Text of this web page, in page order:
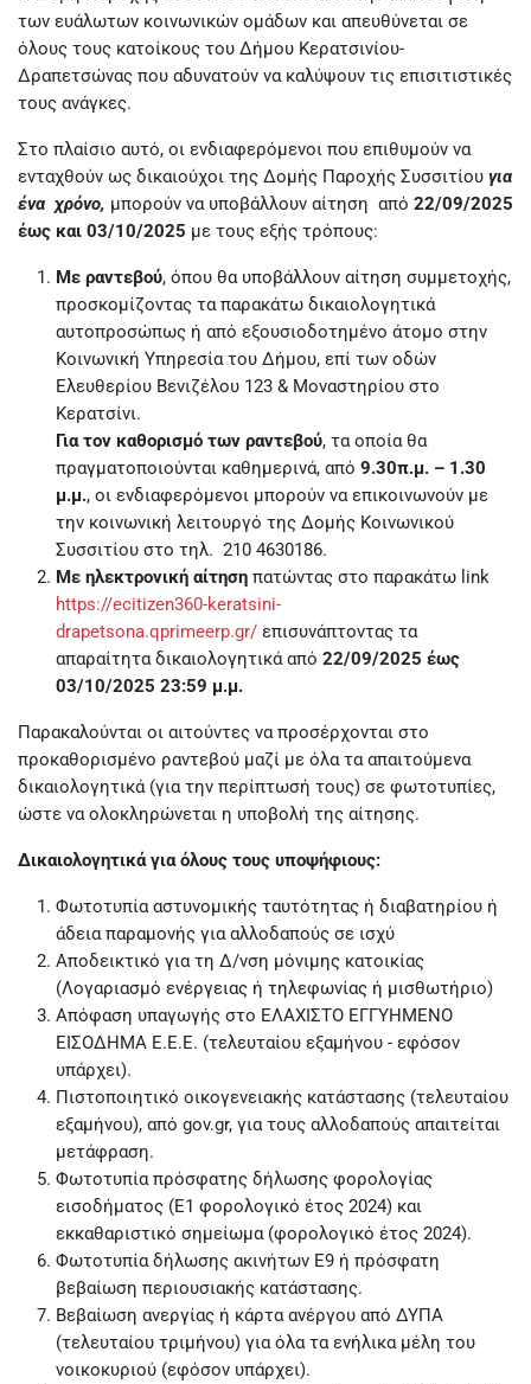
των ευάλωτων κοινωνικών ομάδων και απευθύνεται σε
όλους τους κατοίκους του Δήμου Κερατσινίου-
Δραπετσώνας που αδυνατούν να καλύψουν τις επισιτιστικές
τους ανάγκες.
Στο πλαίσιο αυτό, οι ενδιαφερόμενοι που επιθυμούν να
ενταχθούν ως δικαιούχοι της Δομής Παροχής Συσσιτίου για
ένα χρόνο, μπορούν να υποβάλλουν αίτηση από 22/09/2025
έως και 03/10/2025 με τους εξής τρόπους:
Με ραντεβού, όπου θα υποβάλλουν αίτηση συμμετοχής,
προσκομίζοντας τα παρακάτω δικαιολογητικά
αυτοπροσώπως ή από εξουσιοδοτημένο άτομο στην
Κοινωνική Υπηρεσία του Δήμου, επί των οδών
Ελευθερίου Βενιζέλου 123 & Μοναστηρίου στο
Κερατσίνι.
Για τον καθορισμό των ραντεβού, τα οποία θα
πραγματοποιούνται καθημερινά, από 9.30π.μ. – 1.30
μ.μ., οι ενδιαφερόμενοι μπορούν να επικοινωνούν με
την κοινωνική λειτουργό της Δομής Κοινωνικού
Συσσιτίου στο τηλ. 210 4630186.
Mε ηλεκτρονική αίτηση πατώντας στο παρακάτω link
https://ecitizen360-keratsini-
drapetsona.qprimeerp.gr/ επισυνάπτοντας τα
απαραίτητα δικαιολογητικά από 22/09/2025 έως
03/10/2025 23:59 μ.μ.
Παρακαλούνται οι αιτούντες να προσέρχονται στο
προκαθορισμένο ραντεβού μαζί με όλα τα απαιτούμενα
δικαιολογητικά (για την περίπτωσή τους) σε φωτοτυπίες,
ώστε να ολοκληρώνεται η υποβολή της αίτησης.
Δικαιολογητικά για όλους τους υποψήφιους:
Φωτοτυπία αστυνομικής ταυτότητας ή διαβατηρίου ή
άδεια παραμονής για αλλοδαπούς σε ισχύ
Αποδεικτικό για τη Δ/νση μόνιμης κατοικίας
(Λογαριασμό ενέργειας ή τηλεφωνίας ή μισθωτήριο)
Απόφαση υπαγωγής στο ΕΛΑΧΙΣΤΟ ΕΓΓΥΗΜΕΝΟ
ΕΙΣΟΔΗΜΑ Ε.Ε.Ε. (τελευταίου εξαμήνου - εφόσον
υπάρχει).
Πιστοποιητικό οικογενειακής κατάστασης (τελευταίου
εξαμήνου), από gov.gr, για τους αλλοδαπούς απαιτείται
μετάφραση.
Φωτοτυπία πρόσφατης δήλωσης φορολογίας
εισοδήματος (Ε1 φορολογικό έτος 2024) και
εκκαθαριστικό σημείωμα (φορολογικό έτος 2024).
Φωτοτυπία δήλωσης ακινήτων Ε9 ή πρόσφατη
βεβαίωση περιουσιακής κατάστασης.
Βεβαίωση ανεργίας ή κάρτα ανέργου από ΔΥΠΑ
(τελευταίου τριμήνου) για όλα τα ενήλικα μέλη του
νοικοκυριού (εφόσον υπάρχει).